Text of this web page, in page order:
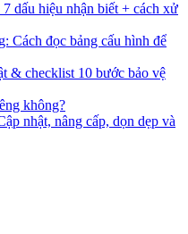
dấu hiệu nhận biết + cách xử
Cách đọc bảng cấu hình để
& checklist 10 bước bảo vệ
không?
nhật, nâng cấp, dọn dẹp và